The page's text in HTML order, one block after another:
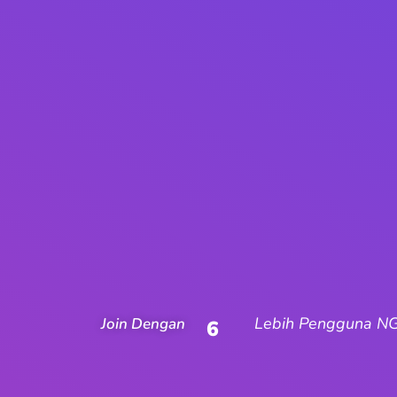
Join Dengan 6 Lebih Pengguna